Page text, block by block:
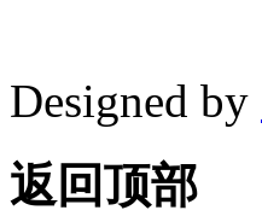
Designed by
返回顶部